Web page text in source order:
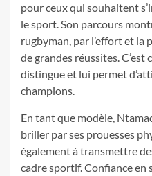
pour ceux qui souhaitent
le sport. Son parcours
rugbyman, par l’effort et la
de grandes réussites.
distingue et lui permet
champions.
En tant que modèle,
briller par ses prouesses
également à transmettre
cadre sportif. Confiance en